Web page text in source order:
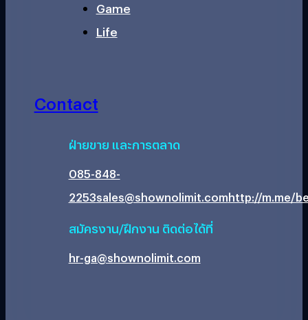
Game
Life
Contact
ฝ่ายขาย และการตลาด
085-848-
2253sales@shownolimit.comhttp://m.me/
สมัครงาน/ฝึกงาน ติดต่อได้ที่
hr-ga@shownolimit.com